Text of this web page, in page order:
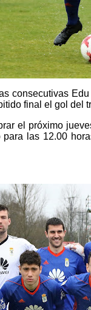
consecutivas
final el gol del
el próximo
las 12.00